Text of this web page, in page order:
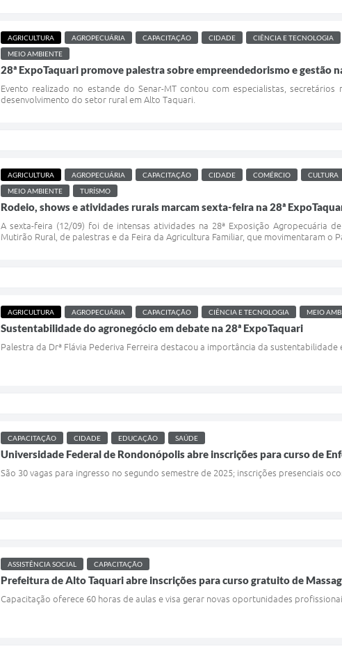
AGRICULTURA AGROPECUÁRIA CAPACITAÇÃO CIDADE CIÊNCIA E TECNOLOGIA
MEIO AMBIENTE
28ª ExpoTaquari promove palestra sobre empreendedorismo e gestão
Evento realizado no estande do Senar-MT contou com especialistas,
desenvolvimento do setor rural em Alto Taquari.
AGRICULTURA AGROPECUÁRIA CAPACITAÇÃO CIDADE COMÉRCIO CULTURA
MEIO AMBIENTE
TURÍSMO
Rodeio, shows e atividades rurais marcam sexta-feira na 28ª
A sexta-feira (12/09) foi de intensas atividades na 28ª Exposição Agropecuária
Mutirão Rural, de palestras e da Feira da Agricultura Familiar, que movimentaram o
AGRICULTURA AGROPECUÁRIA CAPACITAÇÃO CIÊNCIA E TECNOLOGIA MEIO
Sustentabilidade do agronegócio em debate na 28ª ExpoTaquari
Palestra da Drª Flávia Pederiva Ferreira destacou a importância da
CAPACITAÇÃO CIDADE EDUCAÇÃO SAÚDE
Universidade Federal de Rondonópolis abre inscrições para curso de
São 30 vagas para ingresso no segundo semestre de 2025; inscrições presenciais
ASSISTÊNCIA SOCIAL CAPACITAÇÃO
Prefeitura de Alto Taquari abre inscrições para curso gratuito de
Capacitação oferece 60 horas de aulas e visa gerar novas oportunidades